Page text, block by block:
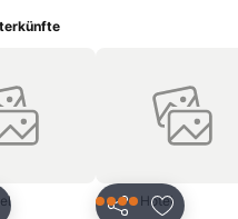
auf der Terrasse serviert.
weißen Sandstrand. Das
Heringsdorf und ist eines der
Sie das Wahrzeichen des
die Ostsee hinaus ragt!
4 SterneHotel